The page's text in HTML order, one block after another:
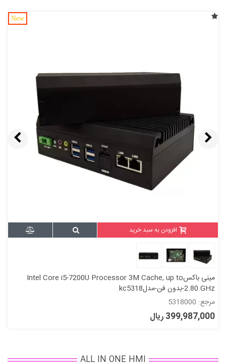
New
افزودن به سبد خرید
مینی باکسIntel Core i5-7200U Processor 3M Cache, up to
2.80 GHz-بدون فن-مدلkc5318
مرجع: 5318000
399,987,000 ریال
ALL IN ONE HMI